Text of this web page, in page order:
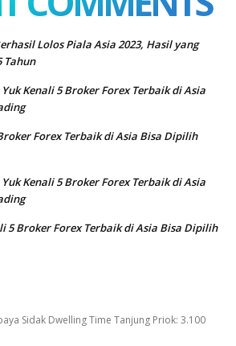
Lolos Piala Asia 2023, Hasil yang
Tahun
Yuk Kenali 5 Broker Forex Terbaik di Asia
Forex Terbaik di Asia Bisa Dipilih
Yuk Kenali 5 Broker Forex Terbaik di Asia
5 Broker Forex Terbaik di Asia Bisa Dipilih